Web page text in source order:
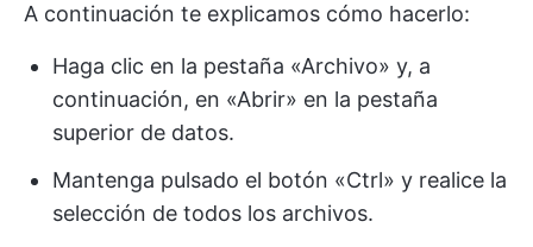
A continuación te explicamos cómo hacerlo:
Haga clic en la pestaña «Archivo» y, a
continuación, en «Abrir» en la pestaña
superior de datos.
Mantenga pulsado el botón «Ctrl» y realice la
selección de todos los archivos.